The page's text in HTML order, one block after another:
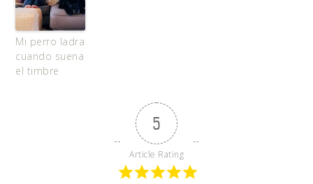
Mi perro ladra
cuando suena
el timbre
5
Article Rating